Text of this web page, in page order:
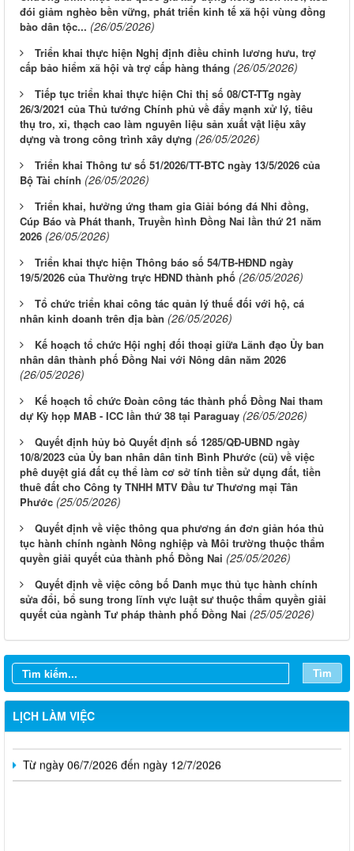
đói giảm nghèo bền vững, phát triển kinh tế xã hội vùng đồng
bào dân tộc... (26/05/2026)
Triển khai thực hiện Nghị định điều chỉnh lương hưu, trợ
cấp bảo hiểm xã hội và trợ cấp hàng tháng (26/05/2026)
Tiếp tục triển khai thực hiện Chỉ thị số 08/CT-TTg ngày
26/3/2021 của Thủ tướng Chính phủ về đẩy mạnh xử lý, tiêu
thụ tro, xỉ, thạch cao làm nguyên liệu sản xuất vật liệu xây
dựng và trong công trình xây dựng (26/05/2026)
Triển khai Thông tư số 51/2026/TT-BTC ngày 13/5/2026 của
Bộ Tài chính (26/05/2026)
Triển khai, hưởng ứng tham gia Giải bóng đá Nhi đồng,
Cúp Báo và Phát thanh, Truyền hình Đồng Nai lần thứ 21 năm
2026 (26/05/2026)
Triển khai thực hiện Thông báo số 54/TB-HĐND ngày
19/5/2026 của Thường trực HĐND thành phố (26/05/2026)
Tổ chức triển khai công tác quản lý thuế đối với hộ, cá
nhân kinh doanh trên địa bàn (26/05/2026)
Kế hoạch tổ chức Hội nghị đối thoại giữa Lãnh đạo Ủy ban
nhân dân thành phố Đồng Nai với Nông dân năm 2026
(26/05/2026)
Kế hoạch tổ chức Đoàn công tác thành phố Đồng Nai tham
dự Kỳ họp MAB - ICC lần thứ 38 tại Paraguay (26/05/2026)
Quyết định hủy bỏ Quyết định số 1285/QĐ-UBND ngày
10/8/2023 của Ủy ban nhân dân tỉnh Bình Phước (cũ) về việc
phê duyệt giá đất cụ thể làm cơ sở tính tiền sử dụng đất, tiền
thuê đất cho Công ty TNHH MTV Đầu tư Thương mại Tân
Phước (25/05/2026)
Quyết định về việc thông qua phương án đơn giản hóa thủ
tục hành chính ngành Nông nghiệp và Môi trường thuộc thẩm
quyền giải quyết của thành phố Đồng Nai (25/05/2026)
Quyết định về việc công bố Danh mục thủ tục hành chính
sửa đổi, bổ sung trong lĩnh vực luật sư thuộc thẩm quyền giải
quyết của ngành Tư pháp thành phố Đồng Nai (25/05/2026)
Tìm
LỊCH LÀM VIỆC
Từ ngày 03/8/2026 đến ngày 09/8/2026
Từ ngày 27/7/2026 đến ngày 02/8/2026
Từ ngày 20/7/2026 đến ngày 26/7/2026
Từ ngày 13/7/2026 đến ngày 18/7/2026
Từ ngày 06/7/2026 đến ngày 12/7/2026